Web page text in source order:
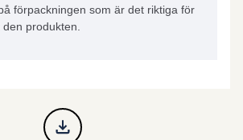
förpackningen som är det riktiga för
produkten.